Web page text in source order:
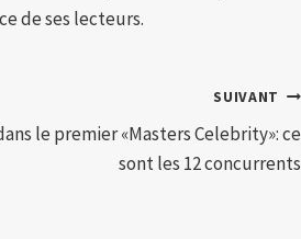
de ses lecteurs.
SUIVANT
le premier «Masters Celebrity»: ce
sont les 12 concurrents